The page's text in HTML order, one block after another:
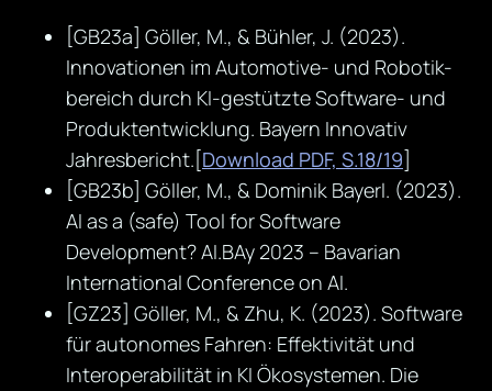
[GB23a] Göller, M., & Bühler, J. (2023).
Innovationen im Automotive- und Robotik-
bereich durch KI-gestützte Software- und
Produktentwicklung. Bayern Innovativ
Jahresbericht.[Download PDF, S.18/19]
[GB23b] Göller, M., & Dominik Bayerl. (2023).
AI as a (safe) Tool for Software
Development? AI.BAy 2023 – Bavarian
International Conference on AI.
[GZ23] Göller, M., & Zhu, K. (2023). Software
für autonomes Fahren: Effektivität und
Interoperabilität in KI Ökosystemen. Die